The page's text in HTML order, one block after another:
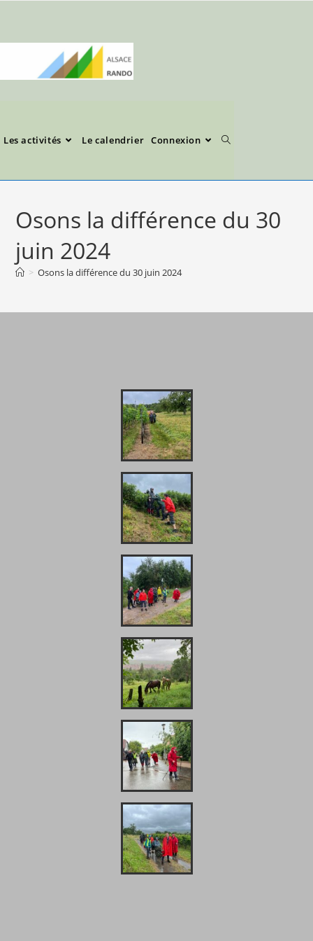
Les activités Le calendrier Connexion
Osons la différence du 30
juin 2024
> Osons la différence du 30 juin 2024